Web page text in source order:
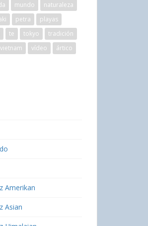
mundo
naturaleza
petra
playas
te tokyo
tradición
vietnam vídeo ártico
Amerikan
Asian